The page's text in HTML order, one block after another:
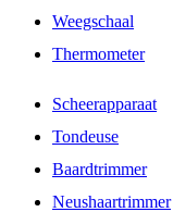
Weegschaal
Thermometer
Scheerapparaat
Tondeuse
Baardtrimmer
Neushaartrimmer